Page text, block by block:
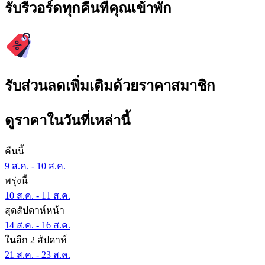
รับรีวอร์ดทุกคืนที่คุณเข้าพัก
รับส่วนลดเพิ่มเติมด้วยราคาสมาชิก
ดูราคาในวันที่เหล่านี้
คืนนี้
9 ส.ค. - 10 ส.ค.
พรุ่งนี้
10 ส.ค. - 11 ส.ค.
สุดสัปดาห์หน้า
14 ส.ค. - 16 ส.ค.
ในอีก 2 สัปดาห์
21 ส.ค. - 23 ส.ค.